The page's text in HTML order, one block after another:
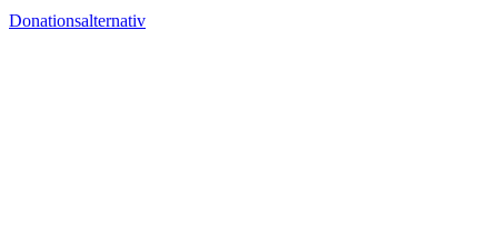
Donationsalternativ